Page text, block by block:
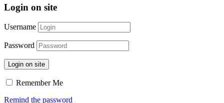
Login on site
Username
Password
Login on site
Remember Me
Remind the password